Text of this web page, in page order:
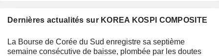
Dernières actualités sur KOREA KOSPI COMPOSITE
La Bourse de Corée du Sud enregistre sa septième
semaine consécutive de baisse, plombée par les doutes